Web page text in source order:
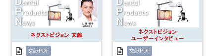
文献PDF 文献PDF